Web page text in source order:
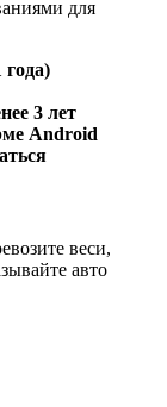
для
3 лет
Android
веси,
авто